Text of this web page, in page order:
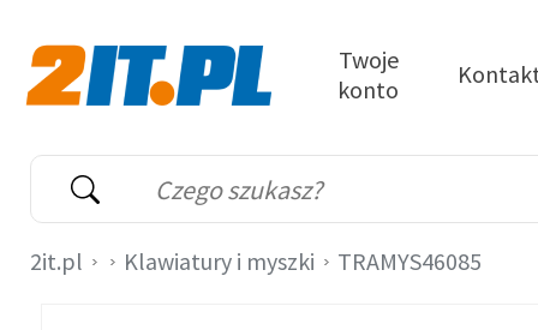
Wyszukiwarka
Słowo kluczowe
Twoje
konto
2it.pl Klawiatury i myszki TRAMYS46085